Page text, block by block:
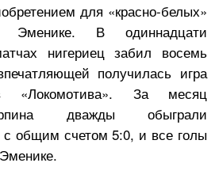
для «красно-белых»
Эменике. В одиннадцати
нигериец забил восемь
получилась игра
«Локомотива». За месяц
дважды обыграли
с общим счетом 5:0, и все голы